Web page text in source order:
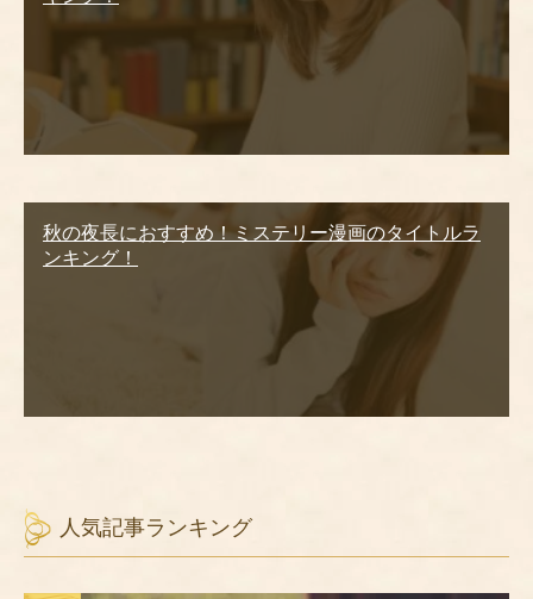
秋の夜長におすすめ！ミステリー漫画のタイトルラ
ンキング！
人気記事ランキング